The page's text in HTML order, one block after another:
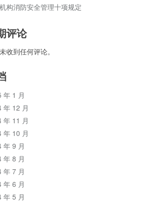
构消防安全管理十项规定
评论
收到任何评论。
年 1 月
年 12 月
年 11 月
年 10 月
年 9 月
年 8 月
年 7 月
年 6 月
年 5 月